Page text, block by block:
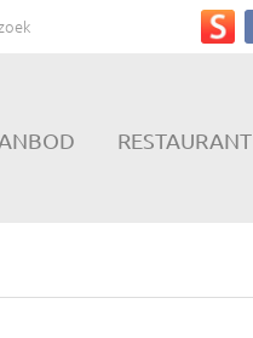
RESTAURANT